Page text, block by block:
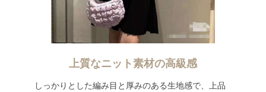
上質なニット素材の高級感
しっかりとした編み目と厚みのある生地感で、上品